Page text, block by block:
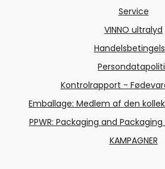
Service
VINNO ultralyd
Kontrolrapport -
Emballage: Medlem af den
PPWR: Packaging and
KAMPAGNER